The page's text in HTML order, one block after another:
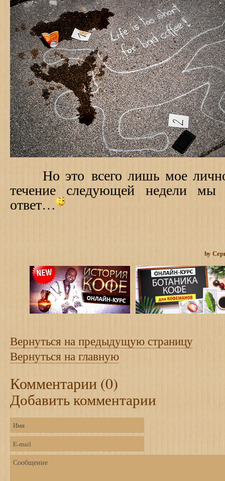
Но это всего лишь мое
течение следующей недели мы
ответ…
by
Вернуться на предыдущую страницу
Вернуться на главную
Комментарии (0)
Добавить комментарии